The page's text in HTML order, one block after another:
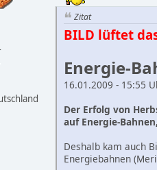
Zitat
BILD lüftet
Energie-
16.01.2009 - 15:55
Der Erfolg von
auf Energie-
Deshalb kam auch
Energiebahnen